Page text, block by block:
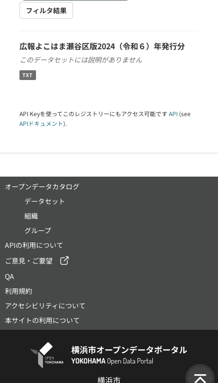
フィルタ結果
広報よこはま瀬谷区版2024（令和６）年発行分
このデータセットには説明がありません
TXT
API Keyを使ってこのレジストリーにもアクセス可能です API (see
APIドキュメント).
オープンデータカタログ
データセット
組織
グループ
APIの利用について
ご意見・ご要望
QA
利用規約
アクセシビリティについて
本サイトの利用について
横浜市